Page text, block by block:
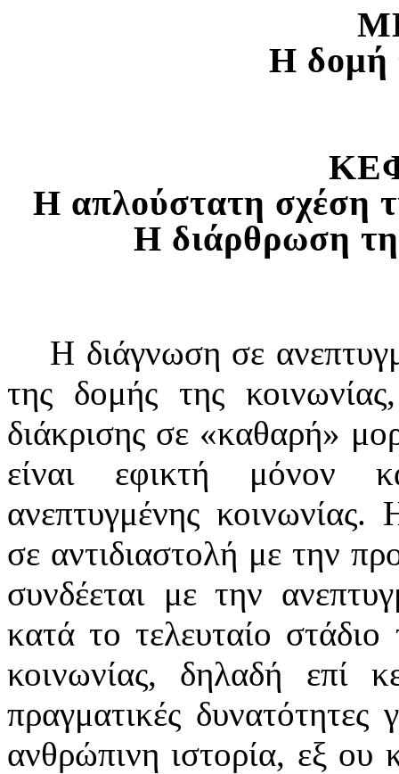
H δομή
Η απλούστατη σχέση
H διάρθρωση
Η διάγνωση σε
της δομής της
διάκρισης σε «καθαρή»
είναι εφικτή μόνον
ανεπτυγμένης κοινωνίας.
σε αντιδιαστολή με την
συνδέεται με την
κατά το τελευταίο στάδιο
κοινωνίας, δηλαδή επί
πραγματικές
ανθρώπινη ιστορία, εξ ου